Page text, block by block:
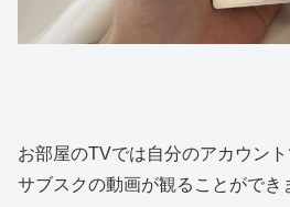
お部屋のTVでは自分のアカウン
サブスクの動画が観ることができ